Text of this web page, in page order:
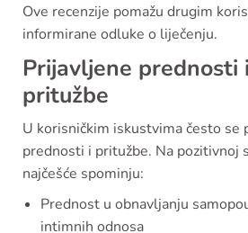
Ove recenzije pomažu drugim
informirane odluke o liječenju.
Prijavljene prednosti
pritužbe
U korisničkim iskustvima često se
prednosti i pritužbe. Na pozitivnoj
najčešće spominju:
Prednost u obnavljanju
intimnih odnosa